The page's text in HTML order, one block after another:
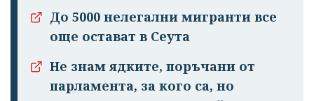
До 5000 нелегални мигранти все
още остават в Сеута
Не знам ядките, поръчани от
парламента, за кого са, но